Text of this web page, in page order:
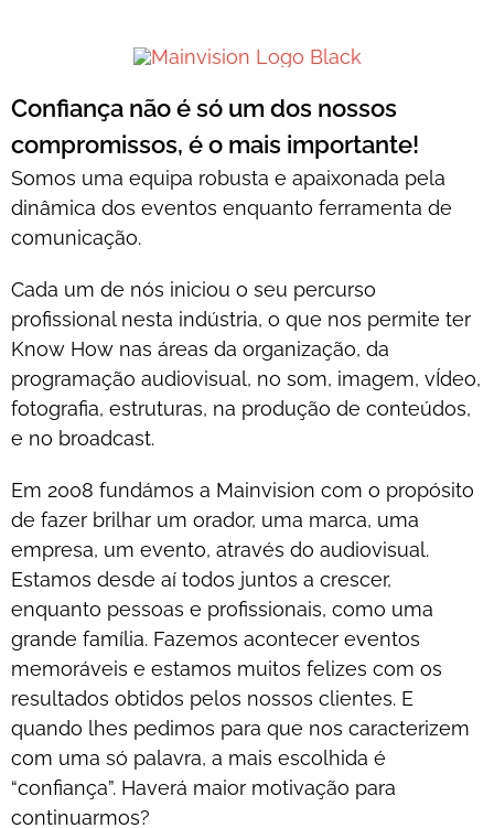
Confiança não é só um dos nossos
compromissos, é o mais importante!
Somos uma equipa robusta e apaixonada pela
dinâmica dos eventos enquanto ferramenta de
comunicação.
Cada um de nós iniciou o seu percurso
profissional nesta indústria, o que nos permite ter
Know How nas áreas da organização, da
programação audiovisual, no som, imagem, vÍdeo,
fotografia, estruturas, na produção de conteúdos,
e no broadcast.
Em 2008 fundámos a Mainvision com o propósito
de fazer brilhar um orador, uma marca, uma
empresa, um evento, através do audiovisual.
Estamos desde aí todos juntos a crescer,
enquanto pessoas e profissionais, como uma
grande família. Fazemos acontecer eventos
memoráveis e estamos muitos felizes com os
resultados obtidos pelos nossos clientes. E
quando lhes pedimos para que nos caracterizem
com uma só palavra, a mais escolhida é
“confiança”. Haverá maior motivação para
continuarmos?